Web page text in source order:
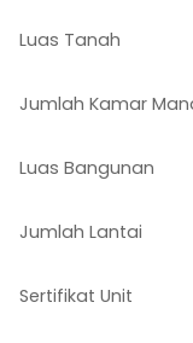
Luas Tanah
Jumlah Kamar
Luas Bangunan
Jumlah Lantai
Sertifikat Unit